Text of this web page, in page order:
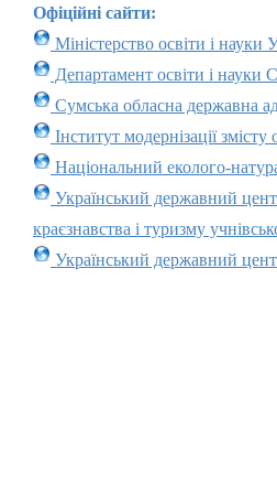
Офіційні сайти:
Міністерство освіти і науки
Департамент освіти і науки
Сумська обласна державна
Інститут модернізації змісту
Національний еколого-
Український державний
краєзнавства і туризму
Український державний